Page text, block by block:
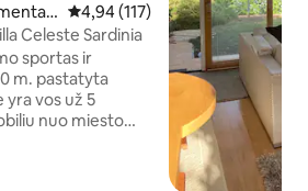
Vidutinis įvertinimas: 4,94 iš 5,
4,94 (117)
Celeste Sardinia
sportas ir
m. pastatyta
yra vos už 5
nuo miesto